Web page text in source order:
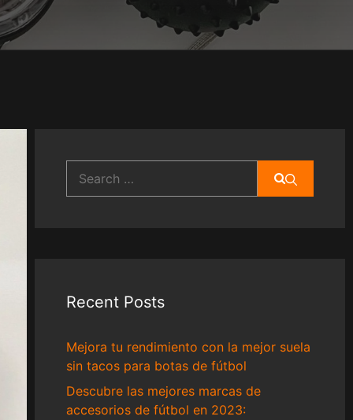
for:
Recent Posts
Mejora tu rendimiento con la mejor suela
sin tacos para botas de fútbol
Descubre las mejores marcas de
accesorios de fútbol en 2023: